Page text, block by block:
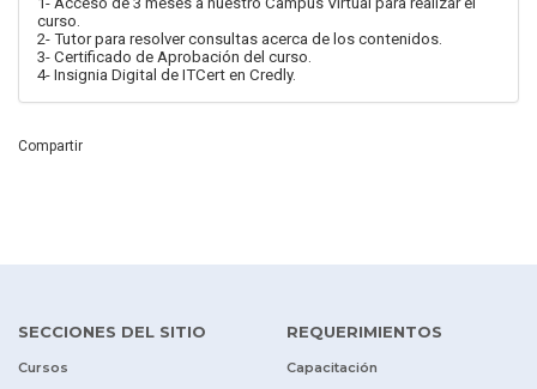
curso.
2- Tutor para resolver consultas acerca de los contenidos.
3- Certificado de Aprobación del curso.
4- Insignia Digital de ITCert en Credly.
Compartir
SECCIONES DEL SITIO
Cursos
REQUERIMIENTOS
Capacitación